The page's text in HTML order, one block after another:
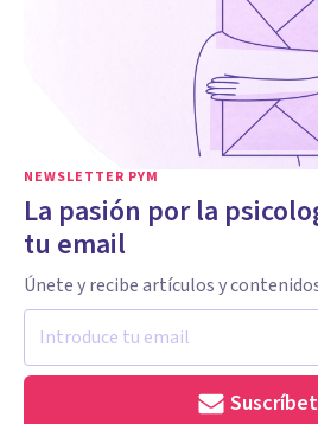
NEWSLETTER PYM
La pasión por la
tu email
Únete y recibe artículos y